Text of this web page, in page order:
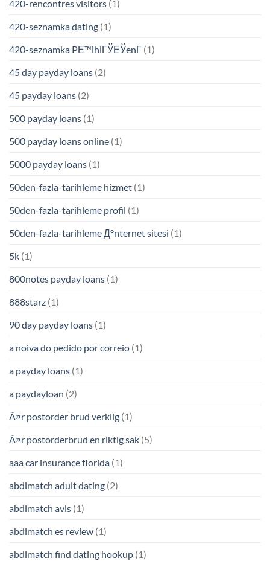
420-rencontres visitors (1)
420-seznamka dating (1)
420-seznamka PЕ™ihlГЎЕЎenГ­ (1)
45 day payday loans (2)
45 payday loans (2)
500 payday loans (1)
500 payday loans online (1)
5000 payday loans (1)
50den-fazla-tarihleme hizmet (1)
50den-fazla-tarihleme profil (1)
50den-fazla-tarihleme Д°nternet sitesi (1)
5k (1)
800notes payday loans (1)
888starz (1)
90 day payday loans (1)
a noiva do pedido por correio (1)
a payday loans (1)
a paydayloan (2)
Ã¤r postorder brud verklig (1)
Ã¤r postorderbrud en riktig sak (5)
aaa car insurance florida (1)
abdlmatch adult dating (2)
abdlmatch avis (1)
abdlmatch es review (1)
abdlmatch find dating hookup (1)